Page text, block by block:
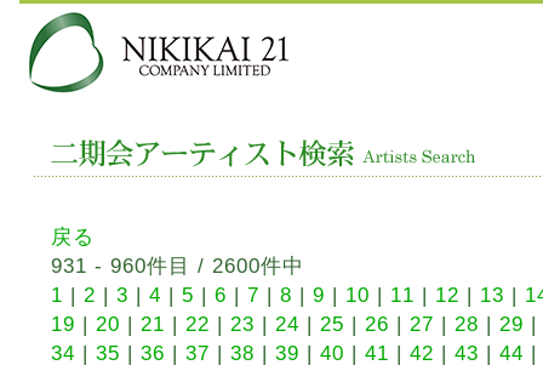
戻る
931 - 960件目 / 2600件中
1 | 2 | 3 | 4 | 5 | 6 | 7 | 8 | 9 | 10 | 11 | 12 | 13 |
19 | 20 | 21 | 22 | 23 | 24 | 25 | 26 | 27 | 28 | 29 |
34 | 35 | 36 | 37 | 38 | 39 | 40 | 41 | 42 | 43 | 44 |